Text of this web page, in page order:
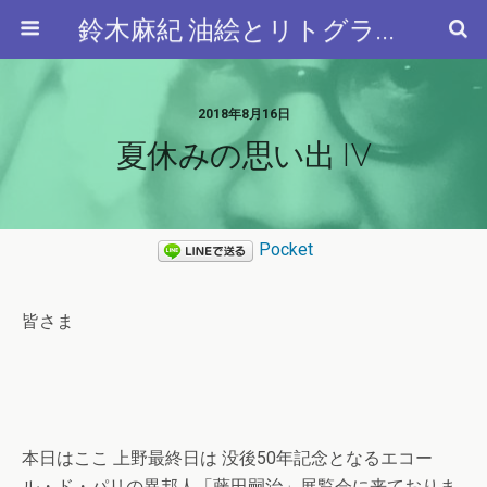
鈴木麻紀 油絵とリトグラフと…
2018年8月16日
夏休みの思い出 IV
Pocket
皆さま
本日はここ 上野最終日は 没後50年記念となるエコー